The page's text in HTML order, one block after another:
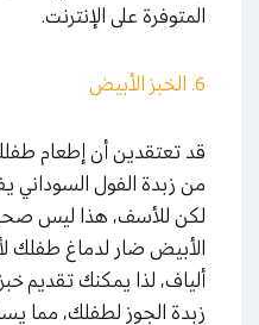
المتوفرة على الإنترنت.
6. الخبز الأبيض
قد تعتقدين أن إطعام
من زبدة الفول السوداني
لكن للأسف، هذا ليس
الأبيض ضار لدماغ طفلك
ألياف، لذا يمكنك تقديم
زبدة الجوز لطفلك، مما